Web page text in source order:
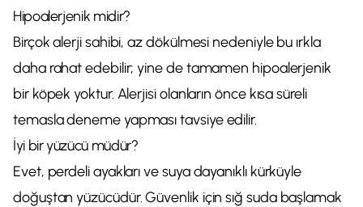
Hipoalerjenik midir?
Birçok alerji sahibi, az dökülmesi nedeniyle bu ırkla
daha rahat edebilir; yine de tamamen hipoalerjenik
bir köpek yoktur. Alerjisi olanların önce kısa süreli
temasla deneme yapması tavsiye edilir.
İyi bir yüzücü müdür?
Evet, perdeli ayakları ve suya dayanıklı kürküyle
doğuştan yüzücüdür. Güvenlik için sığ suda başlamak